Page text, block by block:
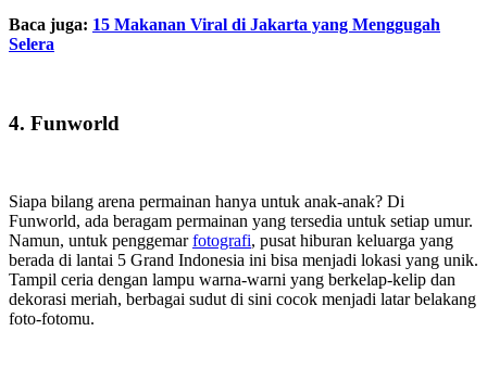
Baca juga: 15 Makanan Viral di Jakarta yang Menggugah
Selera
4. Funworld
Siapa bilang arena permainan hanya untuk anak-anak? Di
Funworld, ada beragam permainan yang tersedia untuk setiap umur.
Namun, untuk penggemarfotografi, pusat hiburan keluarga yang
berada di lantai 5 Grand Indonesia ini bisa menjadi lokasi yang unik.
Tampil ceria dengan lampu warna-warni yang berkelap-kelip dan
dekorasi meriah, berbagai sudut di sini cocok menjadi latar belakang
foto-fotomu.